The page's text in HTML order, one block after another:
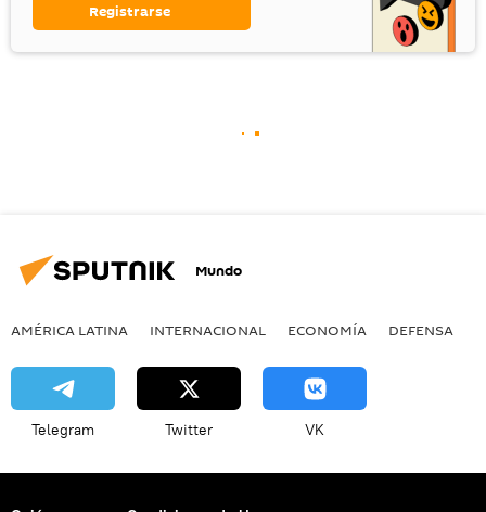
Registrarse
Mundo
AMÉRICA LATINA INTERNACIONAL ECONOMÍA DEFENSA
Telegram Twitter VK